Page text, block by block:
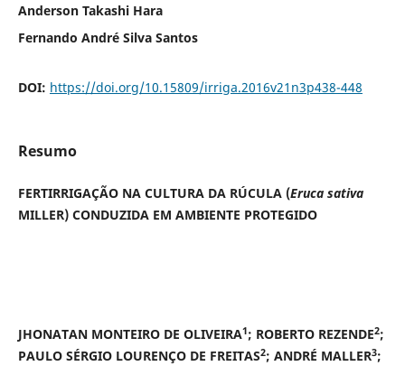
Anderson Takashi Hara
Fernando André Silva Santos
DOI: https://doi.org/10.15809/irriga.2016v21n3p438-448
Resumo
FERTIRRIGAÇÃO NA CULTURA DA RÚCULA (Eruca sativa
MILLER) CONDUZIDA EM AMBIENTE PROTEGIDO
JHONATAN MONTEIRO DE OLIVEIRA1; ROBERTO REZENDE2;
PAULO SÉRGIO LOURENÇO DE FREITAS2; ANDRÉ MALLER3;